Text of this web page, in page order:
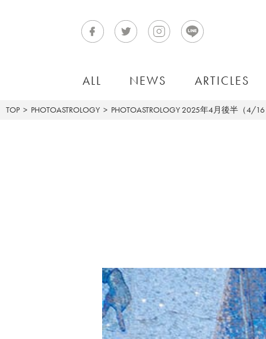
ALL NEWS ARTICLES
TOP PHOTOASTROLOGY PHOTOASTROLOGY 2025年4月後半（4/